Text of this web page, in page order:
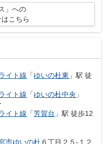
」への
こちら
イト線 「ゆいの杜東 」駅 徒
イト線 「ゆいの杜中央 」
イト線 「芳賀台 」駅 徒歩12
市ゆいの杜 ６丁目２５-１２